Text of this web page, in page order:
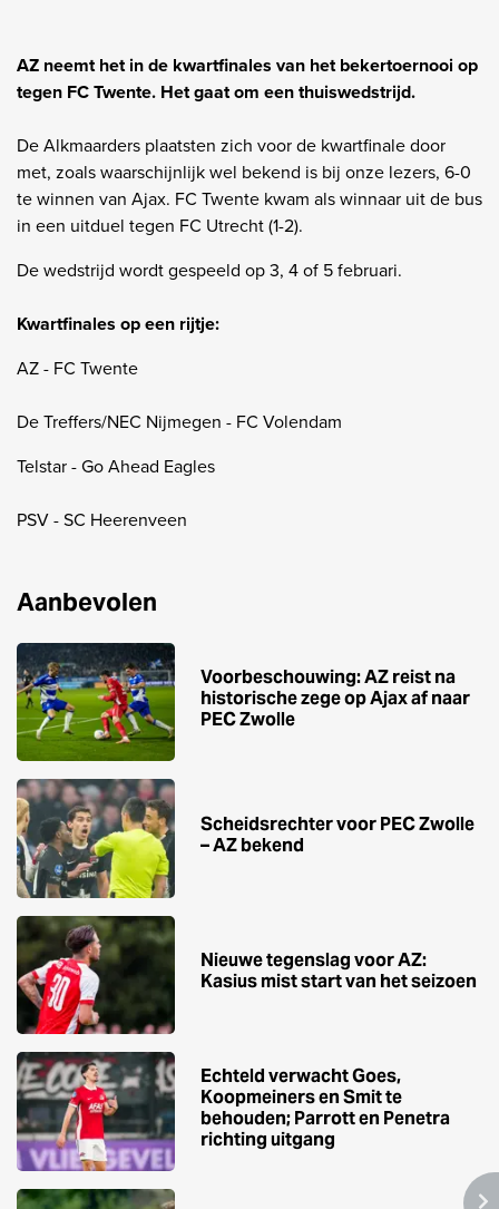
AZ neemt het in de kwartfinales van het bekertoernooi op
tegen FC Twente. Het gaat om een thuiswedstrijd.
De Alkmaarders plaatsten zich voor de kwartfinale door
met, zoals waarschijnlijk wel bekend is bij onze lezers, 6-0
te winnen van Ajax. FC Twente kwam als winnaar uit de bus
in een uitduel tegen FC Utrecht (1-2).
De wedstrijd wordt gespeeld op 3, 4 of 5 februari.
Kwartfinales op een rijtje:
AZ - FC Twente
De Treffers/NEC Nijmegen - FC Volendam
Telstar - Go Ahead Eagles
PSV - SC Heerenveen
Aanbevolen
Voorbeschouwing: AZ reist na
historische zege op Ajax af naar
PEC Zwolle
Scheidsrechter voor PEC Zwolle
– AZ bekend
Nieuwe tegenslag voor AZ:
Kasius mist start van het seizoen
Echteld verwacht Goes,
Koopmeiners en Smit te
behouden; Parrott en Penetra
richting uitgang